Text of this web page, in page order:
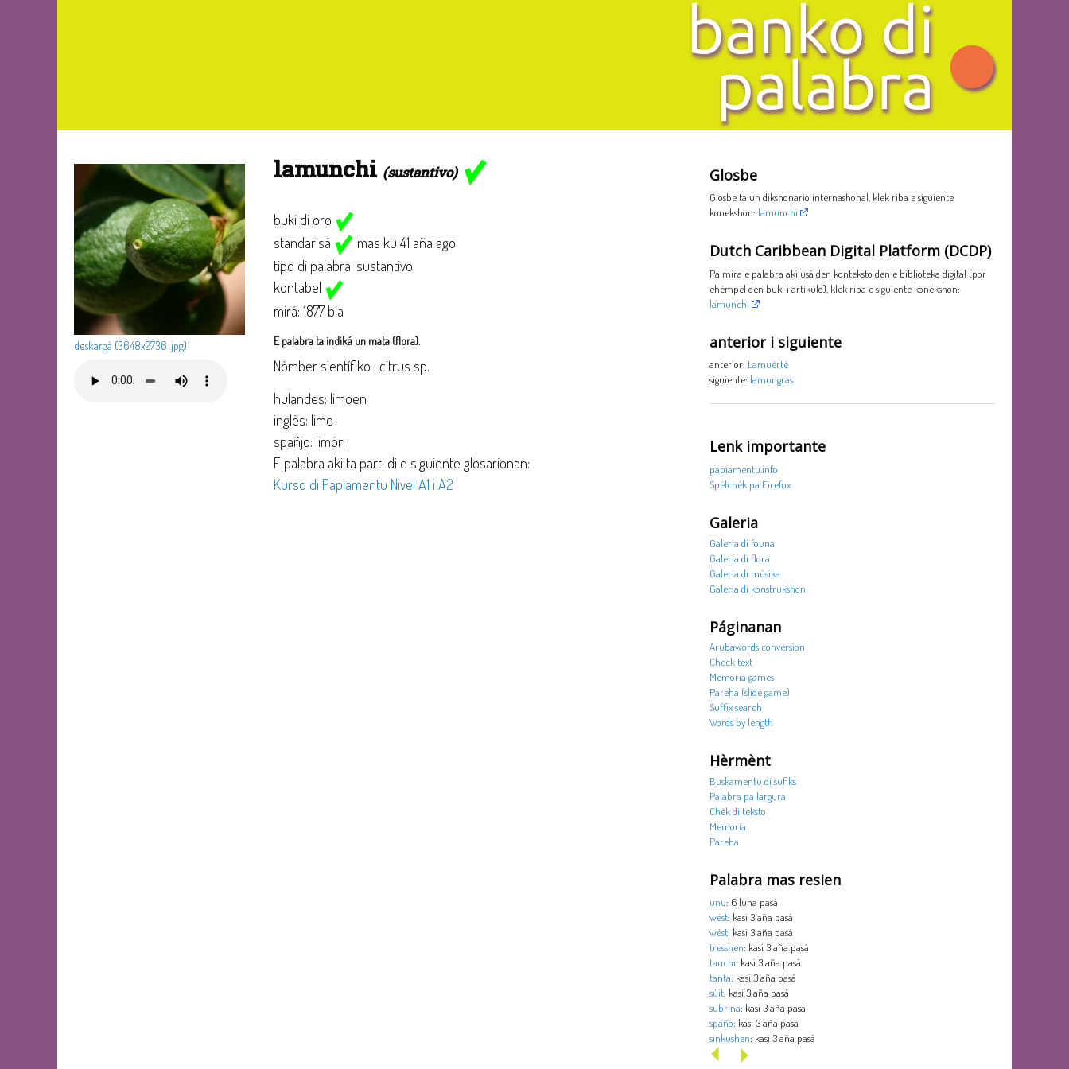
deskargá (3648x2736 .jpg)
lamunchi (sustantivo)
buki di oro
standarisá
mas ku 41 aña ago
tipo di palabra: sustantivo
kontabel
mirá: 1877 bia
E palabra ta indiká un mata (flora).
Nòmber sientífiko : citrus sp.
hulandes: limoen
inglès: lime
spañjo: limón
E palabra aki ta parti di e siguiente glosarionan:
Kurso di Papiamentu Nivel A1 i A2
Glosbe
Glosbe ta un dikshonario internashonal, klek riba e siguiente
konekshon: lamunchi
Dutch Caribbean Digital Platform (DCDP)
Pa mira e palabra aki usá den konteksto den e biblioteka digital (por
ehèmpel den buki i artíkulo), klek riba e siguiente konekshon:
lamunchi
anterior i siguiente
anterior: Lamuèrtè
siguiente: lamungras
Lenk importante
papiamentu.info
Spèlchèk pa Firefox
Galeria
Galeria di founa
Galeria di flora
Galeria di músika
Galeria di konstrukshon
Páginanan
Arubawords conversion
Check text
Memoria games
Pareha (slide game)
Suffix search
Words by length
Hèrmènt
Buskamentu di sufiks
Palabra pa largura
Chèk di teksto
Memoria
Pareha
Palabra mas resien
unu: 6 luna pasá
wèst: kasi 3 aña pasá
wèst: kasi 3 aña pasá
tresshen: kasi 3 aña pasá
tanchi: kasi 3 aña pasá
tanta: kasi 3 aña pasá
sùit: kasi 3 aña pasá
subrina: kasi 3 aña pasá
spañó: kasi 3 aña pasá
sinkushen: kasi 3 aña pasá